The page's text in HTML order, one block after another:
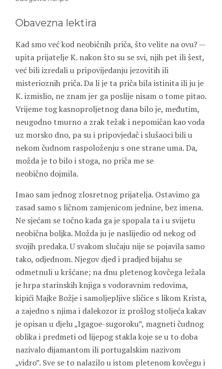
Obavezna lektira
Kad smo već kod neobičnih priča, što velite na ovu? —
upita prijatelje K. nakon što su se svi, njih pet ili šest,
već bili izredali u pripovijedanju jezovitih ili
misterioznih priča. Da li je ta priča bila istinita ili ju je
K. izmislio, ne znam jer ga poslije nisam o tome pitao.
Vrijeme tog kasnoproljetnog dana bilo je, međutim,
neugodno tmurno a zrak težak i nepomičan kao voda
uz morsko dno, pa su i pripovjedač i slušaoci bili u
nekom čudnom raspoloženju s one strane uma. Da,
možda je to bilo i stoga, no priča me se
neobično dojmila.
Imao sam jednog zlosretnog prijatelja. Ostavimo ga
zasad samo s ličnom zamjenicom jednine, bez imena.
Ne sjećam se točno kada ga je spopala ta i u svijetu
neobična boljka. Možda ju je naslijedio od nekog od
svojih predaka. U svakom slučaju nije se pojavila samo
tako, odjednom. Njegov djed i pradjed bijahu se
odmetnuli u kršćane; na dnu pletenog kovčega ležala
je hrpa starinskih knjiga s vodoravnim redovima,
kipići Majke Božje i samoljepljive sličice s likom Krista,
a zajedno s njima i dalekozor iz prošlog stoljeća kakav
je opisan u djelu „Igagoe-sugoroku”, magneti čudnog
oblika i predmeti od lijepog stakla koje se u to doba
nazivalo dijamantom ili portugalskim nazivom
„vidro”. Sve se to nalazilo u istom pletenom kovčegu i